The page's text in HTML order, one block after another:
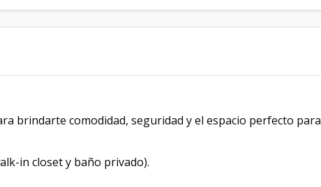
brindarte comodidad, seguridad y el espacio perfecto para
in closet y baño privado).